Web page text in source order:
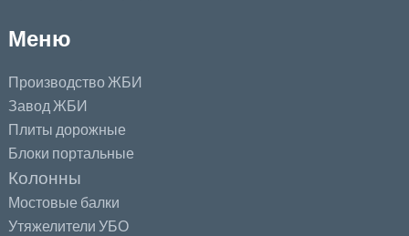
Меню
Производство ЖБИ
Завод ЖБИ
Плиты дорожные
Блоки портальные
Колонны
Мостовые балки
Утяжелители УБО